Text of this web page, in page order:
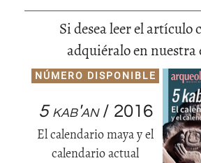
Si desea leer el artículo
adquiéralo en nuestra
NÚMERO DISPONIBLE
5 kab'an/ 2016
El calendario maya y el
calendario actual